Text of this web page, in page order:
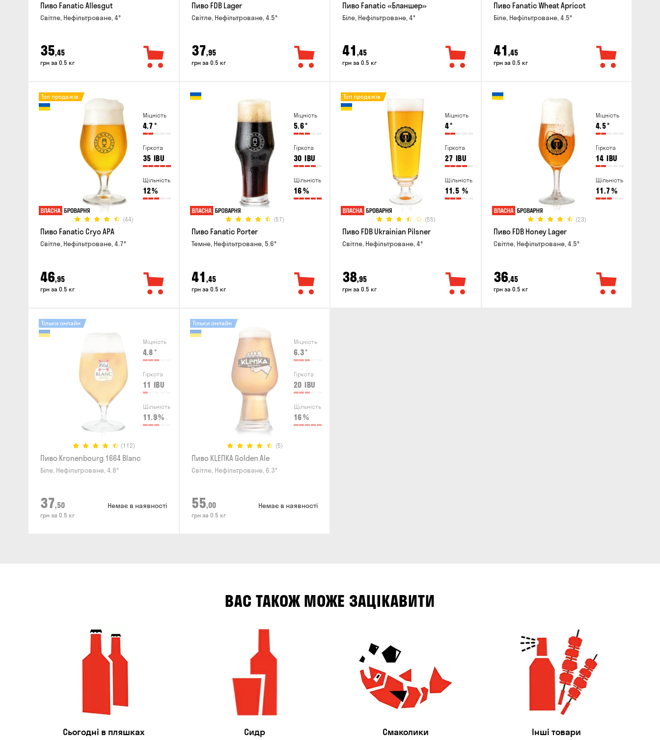
Пиво Fanatic Allesgut
Світле, Нефільтроване, 4°
35,45
грн за 0.5 кг
Пиво FDB Lager
Світле, Нефільтроване, 4.5°
37,95
грн за 0.5 кг
Пиво Fanatic «Бланшер»
Біле, Нефільтроване, 4°
41 ,45
грн за 0.5 кг
Пиво Fanatic Wheat Apricot
Біле, Нефільтроване, 4.5°
41 ,45
грн за 0.5 кг
Міцність
4.7°
Гіркота
35 IBU
Щільність
12%
(44)
Топ продажів
Пиво Fanatic Cryo APA
Світле, Нефільтроване, 4.7°
46,95
грн за 0.5 кг
Міцність
5.6°
Гіркота
30 IBU
Щільність
16%
(57)
Пиво Fanatic Porter
Темне, Нефільтроване, 5.6°
41 ,45
грн за 0.5 кг
Міцність
4°
Гіркота
27 IBU
Щільність
11.5 %
(55)
Топ продажів
Пиво FDB Ukrainian Pilsner
Світле, Нефільтроване, 4°
38,95
грн за 0.5 кг
Міцність
4.5°
Гіркота
14 IBU
Щільність
11.7%
(23)
Пиво FDB Honey Lager
Світле, Нефільтроване, 4.5°
36,45
грн за 0.5 кг
Міцність
4.8 °
Гіркота
11 IBU
Щільність
11.9%
(112)
Тільки онлайн
Пиво Kronenbourg 1664 Blanc
Біле, Нефільтроване, 4.8°
37,50
грн за 0.5 кг
Немає в наявності
Міцність
6.3°
Гіркота
20 IBU
Щільність
16%
(5)
Тільки онлайн
Пиво KLEПКА Golden Ale
Світле, Нефільтроване, 6.3°
55,00
грн за 0.5 кг
Немає в наявності
ВАС ТАКОЖ МОЖЕ ЗАЦІКАВИТИ
Сьогодні в пляшках Сидр Смаколики Інші товари